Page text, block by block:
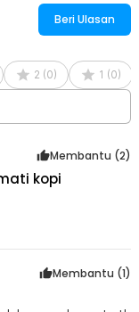
Beri Ulasan
2 (0) 1 (0)
Membantu (2)
kopi
Membantu (1)